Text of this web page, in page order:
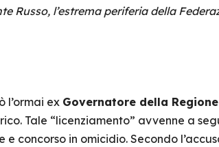
Russo, l’estrema periferia della
l’ormai ex Governatore della
Tale “licenziamento” avvenne a
concorso in omicidio. Secondo